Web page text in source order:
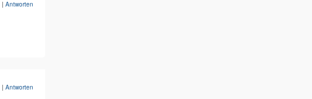
| Antworten
| Antworten